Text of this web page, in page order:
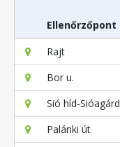
Ellenőrzőpont
Rajt
Bor u.
Sió híd-Sióagárd
Palánki út